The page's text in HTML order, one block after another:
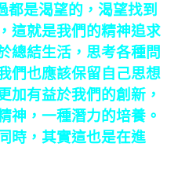
都是渴望的，渴望找到
這就是我們的精神追求
總結生活，思考各種問
們也應該保留自己思想
加有益於我們的創新，
神，一種潛力的培養。
時，其實這也是在進